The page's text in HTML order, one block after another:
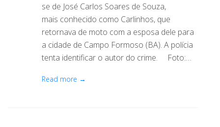
se de José Carlos Soares de Souza,
mais conhecido como Carlinhos, que
retornava de moto com a esposa dele para
a cidade de Campo Formoso (BA). A polícia
tenta identificar o autor do crime. Foto:…
Read more →